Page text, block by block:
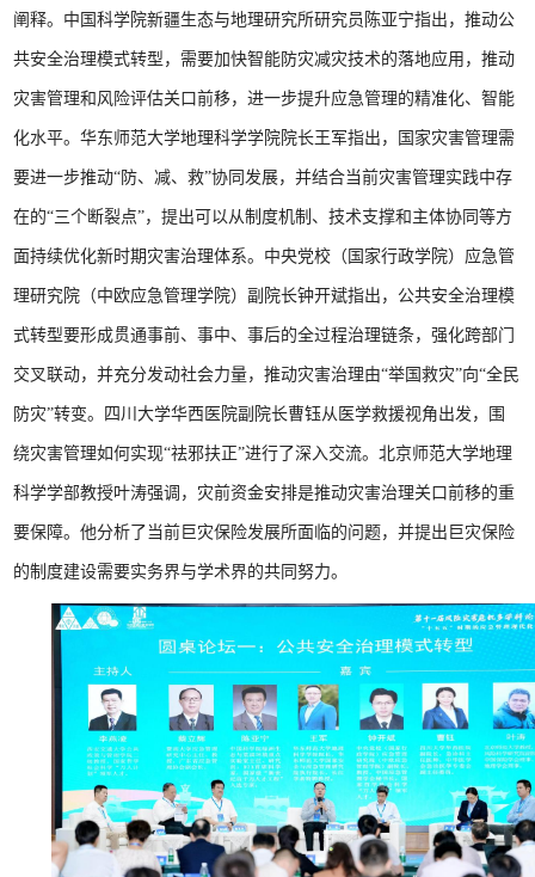
阐释。中国科学院新疆生态与地理研究所研究员陈亚宁指出，推动公
共安全治理模式转型，需要加快智能防灾减灾技术的落地应用，推动
灾害管理和风险评估关口前移，进一步提升应急管理的精准化、智能
化水平。华东师范大学地理科学学院院长王军指出，国家灾害管理需
要进一步推动“防、减、救”协同发展，并结合当前灾害管理实践中存
在的“三个断裂点”，提出可以从制度机制、技术支撑和主体协同等方
面持续优化新时期灾害治理体系。中央党校（国家行政学院）应急管
理研究院（中欧应急管理学院）副院长钟开斌指出，公共安全治理模
式转型要形成贯通事前、事中、事后的全过程治理链条，强化跨部门
交叉联动，并充分发动社会力量，推动灾害治理由“举国救灾”向“全民
防灾”转变。四川大学华西医院副院长曹钰从医学救援视角出发，围
绕灾害管理如何实现“祛邪扶正”进行了深入交流。北京师范大学地理
科学学部教授叶涛强调，灾前资金安排是推动灾害治理关口前移的重
要保障。他分析了当前巨灾保险发展所面临的问题，并提出巨灾保险
的制度建设需要实务界与学术界的共同努力。